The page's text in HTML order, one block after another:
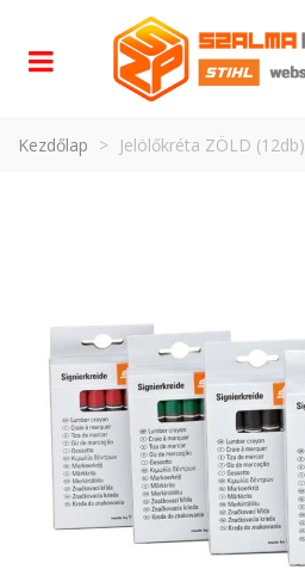
Kezdőlap > Jelölőkréta ZÖLD (12db)